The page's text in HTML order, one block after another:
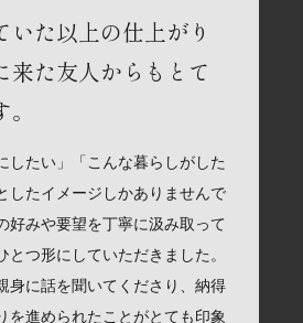
いた以上の仕上がり
来た友人からもとて
したい」「こんな暮らしがした
したイメージしかありませんで
好みや要望を丁寧に汲み取って
とつ形にしていただきました。
身に話を聞いてくださり、納得
を進められたことがとても印象